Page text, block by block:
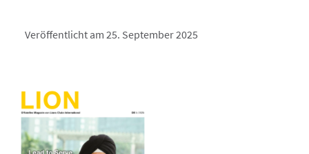
Veröffentlicht am 25. September 2025